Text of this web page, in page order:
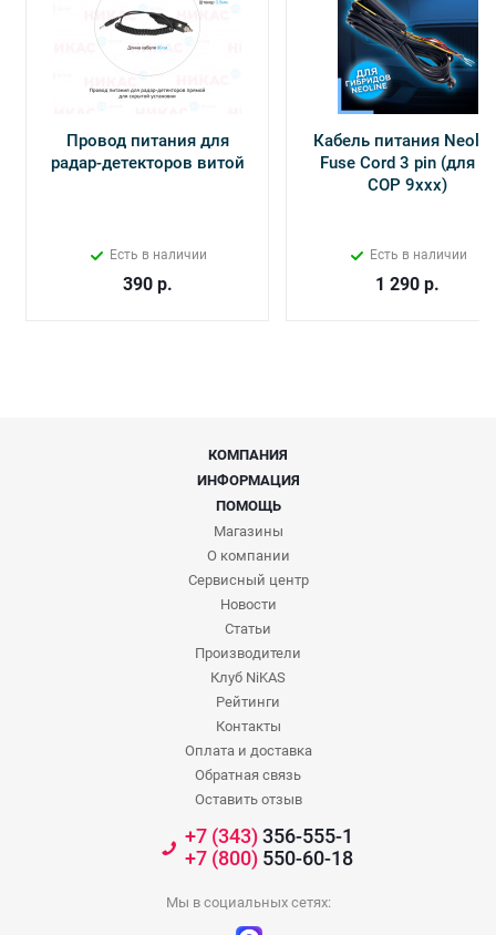
Провод питания для
радар-детекторов витой
Есть в наличии
390р.
Кабель питания
Fuse Cord 3 pin (для Х-
СОР 9ххх)
Есть в наличии
1 290 р.
КОМПАНИЯ
ИНФОРМАЦИЯ
ПОМОЩЬ
Магазины
О компании
Сервисный центр
Новости
Статьи
Производители
Клуб NiKAS
Рейтинги
Контакты
Оплата и доставка
Обратная связь
Оставить отзыв
+7 (343)356-555-1
+7 (800)550-60-18
Мы в социальных сетях: